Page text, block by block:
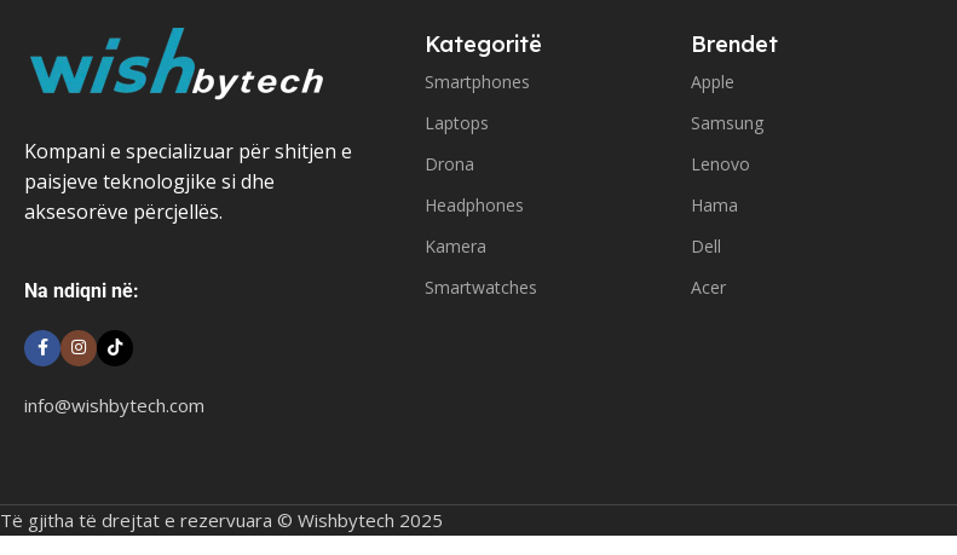
Kompani e specializuar për shitjen e
paisjeve teknologjike si dhe
aksesorëve përcjellës.
Na ndiqni në:
info@wishbytech.com
Kategoritë
Smartphones
Laptops
Drona
Headphones
Kamera
Smartwatches
Brendet
Apple
Samsung
Lenovo
Hama
Dell
Acer
Të gjitha të drejtat e rezervuara © Wishbytech 2025